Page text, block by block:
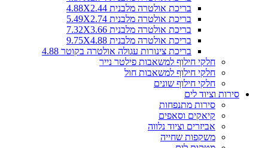
בריכת אולטרה מלבנית 4.88X2.44
בריכת אולטרה מלבנית 5.49X2.74
בריכת אולטרה מלבנית 7.32X3.66
בריכת אולטרה מלבנית 9.75X4.88
בריכת צינורות עגולה אולטרה בקוטר 4.88
חלקי חילוף למשאבות פילטר נייר
חלקי חילוף למשאבות חול
חלקי חילוף שונים
סירות וציוד לים
סירות מתנפחות
קיאקים וסאפים
אביזרים וציוד נלווה
משקפות שחייה